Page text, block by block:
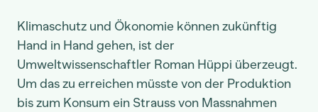
Klimaschutz und Ökonomie können zukünftig
Hand in Hand gehen, ist der
Umweltwissenschaftler Roman Hüppi überzeugt.
Um das zu erreichen müsste von der Produktion
bis zum Konsum ein Strauss von Massnahmen